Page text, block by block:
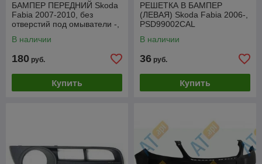
БАМПЕР ПЕРЕДНИЙ Skoda
Fabia 2007-2010, без
отверстий под омыватели -,
В наличии
180 руб.
Купить
РЕШЕТКА В БАМПЕР
(ЛЕВАЯ) Skoda Fabia 2006-,
PSD99002CAL
В наличии
36 руб.
Купить